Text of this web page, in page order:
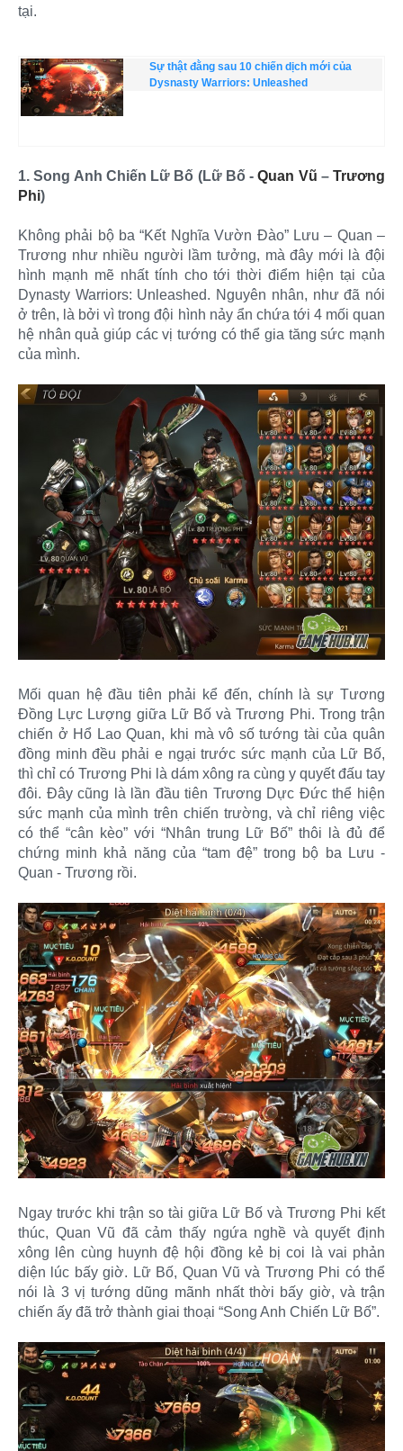
tại.
Sự thật đằng sau 10 chiến dịch mới của
Dysnasty Warriors: Unleashed
1. Song Anh Chiến Lữ Bố (Lữ Bố -Quan Vũ – Trương
Phi)
Không phải bộ ba “Kết Nghĩa Vườn Đào” Lưu – Quan –
Trương như nhiều người lầm tưởng, mà đây mới là đội
hình mạnh mẽ nhất tính cho tới thời điểm hiện tại của
Dynasty Warriors: Unleashed. Nguyên nhân, như đã nói
ở trên, là bởi vì trong đội hình nảy ẩn chứa tới 4 mối quan
hệ nhân quả giúp các vị tướng có thể gia tăng sức mạnh
của mình.
Mối quan hệ đầu tiên phải kể đến, chính là sự Tương
Đồng Lực Lượng giữa Lữ Bố và Trương Phi. Trong trận
chiến ở Hổ Lao Quan, khi mà vô số tướng tài của quân
đồng minh đều phải e ngại trước sức mạnh của Lữ Bố,
thì chỉ có Trương Phi là dám xông ra cùng y quyết đấu tay
đôi. Đây cũng là lần đầu tiên Trương Dực Đức thể hiện
sức mạnh của mình trên chiến trường, và chỉ riêng việc
có thể “cân kèo” với “Nhân trung Lữ Bố” thôi là đủ để
chứng minh khả năng của “tam đệ” trong bộ ba Lưu -
Quan - Trương rồi.
Ngay trước khi trận so tài giữa Lữ Bố và Trương Phi kết
thúc, Quan Vũ đã cảm thấy ngứa nghề và quyết định
xông lên cùng huynh đệ hội đồng kẻ bị coi là vai phản
diện lúc bấy giờ. Lữ Bố, Quan Vũ và Trương Phi có thể
nói là 3 vị tướng dũng mãnh nhất thời bấy giờ, và trận
chiến ấy đã trở thành giai thoại “Song Anh Chiến Lữ Bố”.